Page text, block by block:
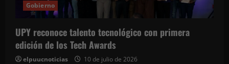
Gobierno
UPY reconoce talento tecnológico con primera
edición de los Tech Awards
elpuucnoticias 10 de julio de 2026